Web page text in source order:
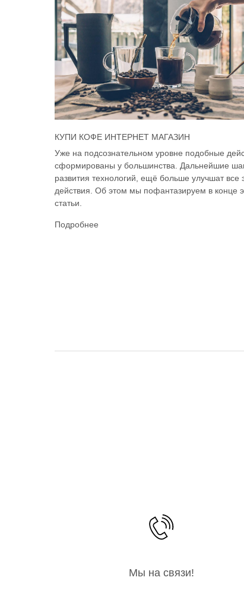
КУПИ КОФЕ ИНТЕРНЕТ МАГАЗИН
Уже на подсознательном уровне подобные
сформированы у большинства. Дальнейшие
развития технологий, ещё больше улучшат все
действия. Об этом мы пофантазируем в конце
статьи.
Подробнее
Мы на связи!